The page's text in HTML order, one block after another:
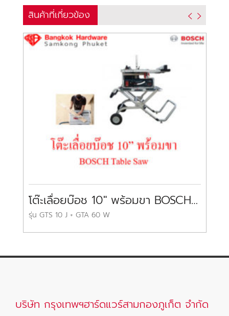
สินค้าที่เกี่ยวข้อง
โต๊ะเลื่อยบ๊อช 10″ พร้อมขา BOSCH Table Saw
รุ่น GTS 10 J + GTA 60 W
บริษัท กรุงเทพฯฮาร์ดแวร์สามกองภูเก็ต จำกัด